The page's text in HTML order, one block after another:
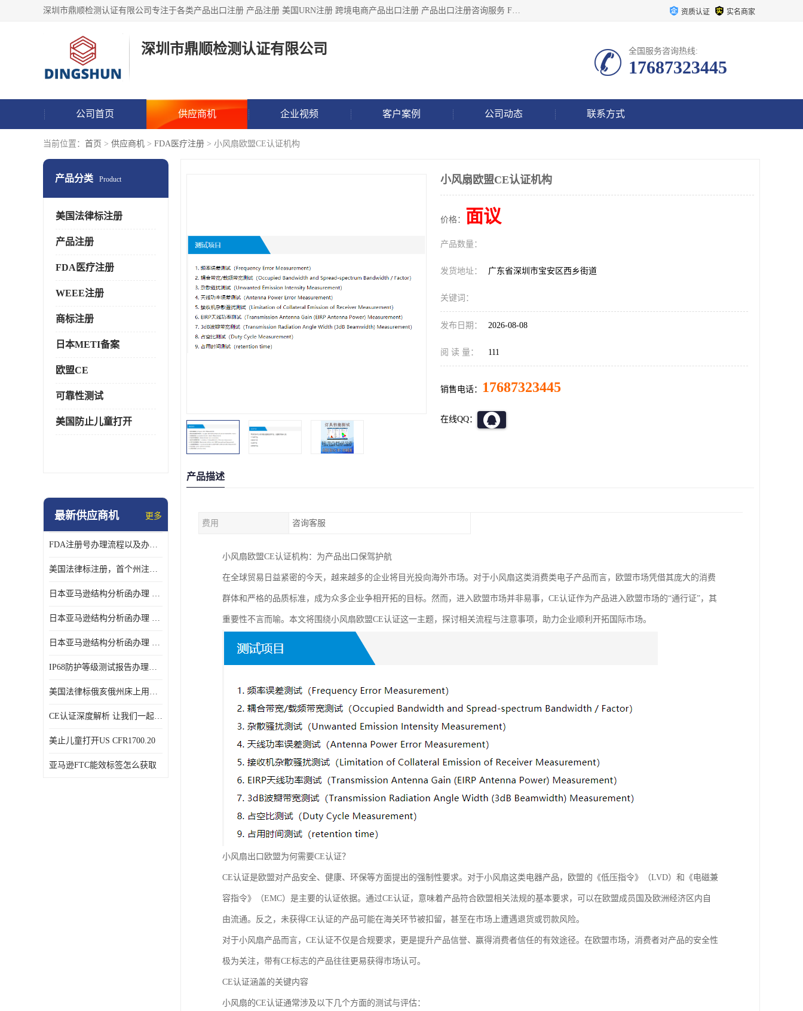
深圳市鼎顺检测认证有限公司专注于各类产品出口注册 产品注册 美国URN注册 跨境电商产品出口注册 产品出口注册咨询服务 FDA食品注册等我们是一家商务服务公司，为客户提供商标注册，本公司实力雄厚，能满足客户多种需求。 资质认证 实名商家
深圳市鼎顺检测认证有限公司 全国服务咨询热线:
17687323445
公司首页 供应商机 企业视频 客户案例 公司动态 联系方式
当前位置： 首页 > 供应商机 > FDA医疗注册 > 小风扇欧盟CE认证机构
产品分类 Product
美国法律标注册
产品注册
FDA医疗注册
WEEE注册
商标注册
日本METI备案
欧盟CE
可靠性测试
美国防止儿童打开
最新供应商机 更多
FDA注册号办理流程以及办理周期是多久
美国法律标注册，首个州注册该如何选择
日本亚马逊结构分析函办理 日本亚马逊 电饭煲
日本亚马逊结构分析函办理 日本亚马逊 热水壶等；
日本亚马逊结构分析函办理 日本亚马逊 果汁搅拌机
IP68防护等级测试报告办理标准要求
美国法律标俄亥俄州床上用品许可证讲解！
CE认证深度解析 让我们一起来认识CE认证
美止儿童打开US CFR1700.20
亚马逊FTC能效标签怎么获取
小风扇欧盟CE认证机构
价格： 面议
产品数量：
发货地址： 广东省深圳市宝安区西乡街道
关键词：
发布日期： 2026-08-08
阅 读 量： 111
销售电话： 17687323445
在线QQ：
产品描述
费用 咨询客服
小风扇欧盟CE认证机构：为产品出口保驾护航
在全球贸易日益紧密的今天，越来越多的企业将目光投向海外市场。对于小风扇这类消费类电子产品而言，欧盟市场凭借其庞大的消费
群体和严格的品质标准，成为众多企业争相开拓的目标。然而，进入欧盟市场并非易事，CE认证作为产品进入欧盟市场的“通行证”，其
重要性不言而喻。本文将围绕小风扇欧盟CE认证这一主题，探讨相关流程与注意事项，助力企业顺利开拓国际市场。
小风扇出口欧盟为何需要CE认证？
CE认证是欧盟对产品安全、健康、环保等方面提出的强制性要求。对于小风扇这类电器产品，欧盟的《低压指令》（LVD）和《电磁兼
容指令》（EMC）是主要的认证依据。通过CE认证，意味着产品符合欧盟相关法规的基本要求，可以在欧盟成员国及欧洲经济区内自
由流通。反之，未获得CE认证的产品可能在海关环节被扣留，甚至在市场上遭遇退货或罚款风险。
对于小风扇产品而言，CE认证不仅是合规要求，更是提升产品信誉、赢得消费者信任的有效途径。在欧盟市场，消费者对产品的安全性
极为关注，带有CE标志的产品往往更易获得市场认可。
CE认证涵盖的关键内容
小风扇的CE认证通常涉及以下几个方面的测试与评估：